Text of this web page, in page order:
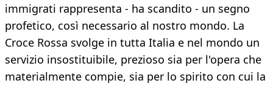
immigrati rappresenta - ha scandito - un segno
profetico, così necessario al nostro mondo. La
Croce Rossa svolge in tutta Italia e nel mondo un
servizio insostituibile, prezioso sia per l'opera che
materialmente compie, sia per lo spirito con cui la